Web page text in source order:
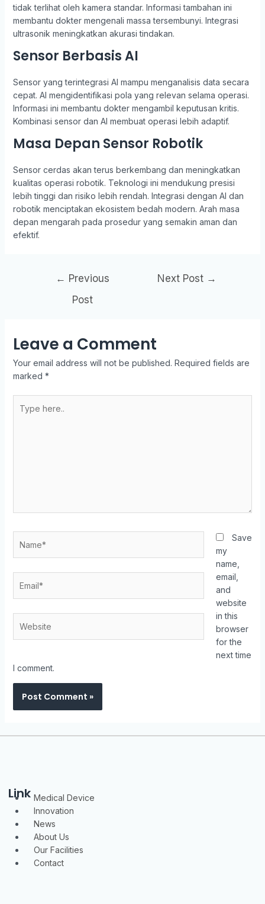
tidak terlihat oleh kamera standar. Informasi tambahan ini
membantu dokter mengenali massa tersembunyi. Integrasi
ultrasonik meningkatkan akurasi tindakan.
Sensor Berbasis AI
Sensor yang terintegrasi AI mampu menganalisis data secara
cepat. AI mengidentifikasi pola yang relevan selama operasi.
Informasi ini membantu dokter mengambil keputusan kritis.
Kombinasi sensor dan AI membuat operasi lebih adaptif.
Masa Depan Sensor Robotik
Sensor cerdas akan terus berkembang dan meningkatkan
kualitas operasi robotik. Teknologi ini mendukung presisi
lebih tinggi dan risiko lebih rendah. Integrasi dengan AI dan
robotik menciptakan ekosistem bedah modern. Arah masa
depan mengarah pada prosedur yang semakin aman dan
efektif.
navigation
← Previous
Post
Next Post →
Leave a Comment
Your email address will not be published. Required fields are
marked *
here..
Save
my
name,
email,
and
website
in this
browser
for the
next time
I comment.
Link
Menu
Medical Device
Innovation
News
About Us
Our Facilities
Contact